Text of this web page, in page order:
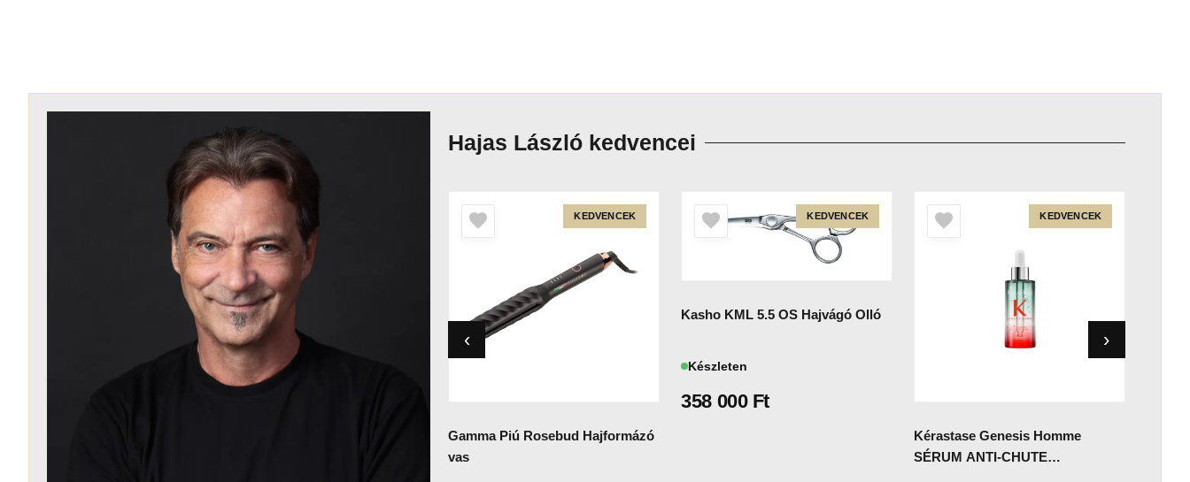
Hajas László kedvencei
KEDVENCEK
Gamma Piú Rosebud Hajformázó
vas
KEDVENCEK
Kasho KML 5.5 OS Hajvágó Olló
Készleten
358 000 Ft
KEDVENCEK
Kérastase Genesis Homme
SÉRUM ANTI-CHUTE